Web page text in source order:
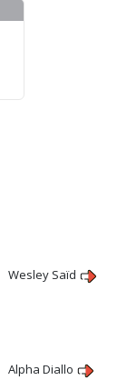
Wesley Saïd
Alpha Diallo